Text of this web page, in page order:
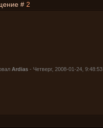
# 2
Ardias - Четверг, 2008-01-24, 9:48:53